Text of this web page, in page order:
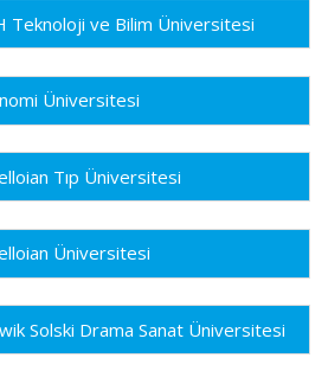
Teknoloji ve Bilim Üniversitesi
Üniversitesi
Tıp Üniversitesi
Üniversitesi
Solski Drama Sanat Üniversitesi